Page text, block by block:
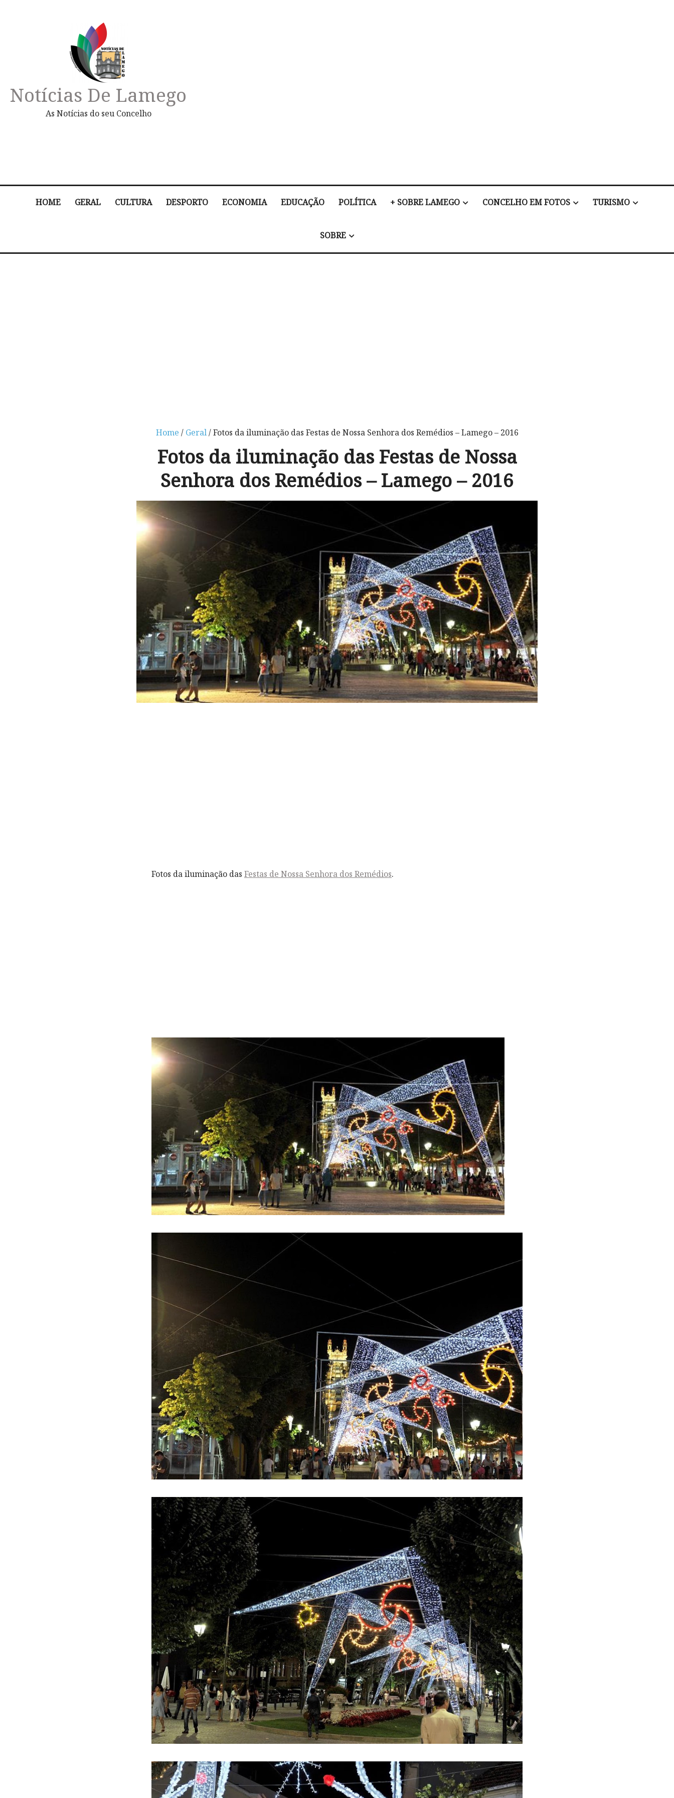
Notícias De Lamego
As Notícias do seu Concelho
HOME GERAL CULTURA DESPORTO ECONOMIA EDUCAÇÃO POLÍTICA + SOBRE LAMEGO CONCELHO EM FOTOS TURISMO
SOBRE
Home / Geral/ Fotos da iluminação das Festas de Nossa Senhora dos Remédios – Lamego – 2016
Fotos da iluminação das Festas de Nossa
Senhora dos Remédios – Lamego – 2016
Fotos da iluminação das Festas de Nossa Senhora dos Remédios.